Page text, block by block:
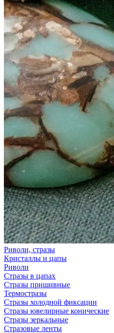
Риволи, стразы
Кристаллы и цапы
Риволи
Стразы в цапах
Стразы пришивные
Термостразы
Стразы холодной фиксации
Стразы ювелирные конические
Стразы зеркальные
Стразовые ленты